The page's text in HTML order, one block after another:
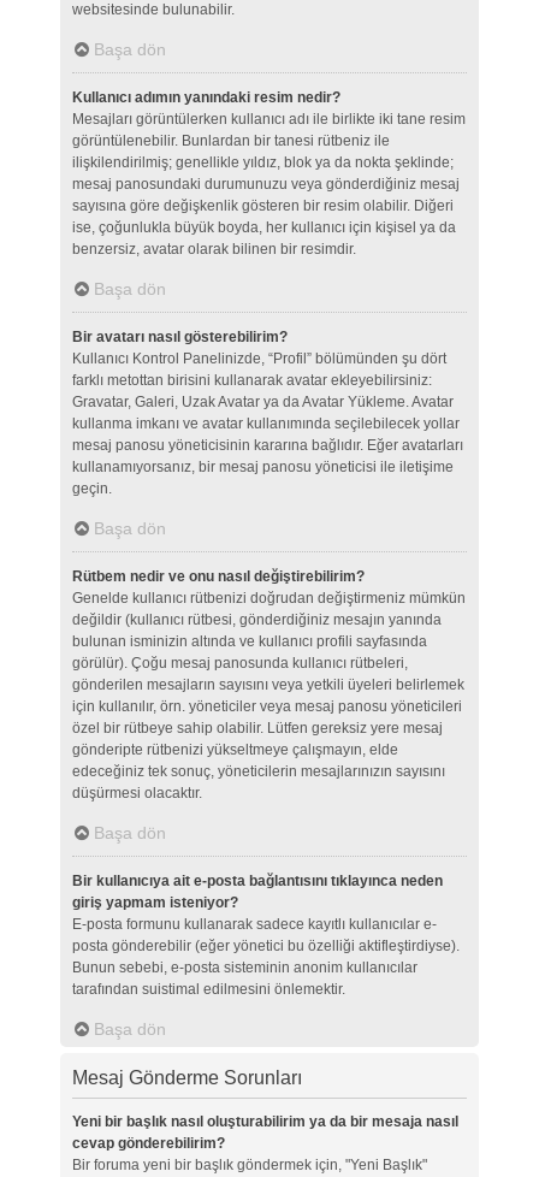
websitesinde bulunabilir.
Başa dön
Kullanıcı adımın yanındaki resim nedir?
Mesajları görüntülerken kullanıcı adı ile birlikte iki tane resim
görüntülenebilir. Bunlardan bir tanesi rütbeniz ile
ilişkilendirilmiş; genellikle yıldız, blok ya da nokta şeklinde;
mesaj panosundaki durumunuzu veya gönderdiğiniz mesaj
sayısına göre değişkenlik gösteren bir resim olabilir. Diğeri
ise, çoğunlukla büyük boyda, her kullanıcı için kişisel ya da
benzersiz, avatar olarak bilinen bir resimdir.
Başa dön
Bir avatarı nasıl gösterebilirim?
Kullanıcı Kontrol Panelinizde, “Profil” bölümünden şu dört
farklı metottan birisini kullanarak avatar ekleyebilirsiniz:
Gravatar, Galeri, Uzak Avatar ya da Avatar Yükleme. Avatar
kullanma imkanı ve avatar kullanımında seçilebilecek yollar
mesaj panosu yöneticisinin kararına bağlıdır. Eğer avatarları
kullanamıyorsanız, bir mesaj panosu yöneticisi ile iletişime
geçin.
Başa dön
Rütbem nedir ve onu nasıl değiştirebilirim?
Genelde kullanıcı rütbenizi doğrudan değiştirmeniz mümkün
değildir (kullanıcı rütbesi, gönderdiğiniz mesajın yanında
bulunan isminizin altında ve kullanıcı profili sayfasında
görülür). Çoğu mesaj panosunda kullanıcı rütbeleri,
gönderilen mesajların sayısını veya yetkili üyeleri belirlemek
için kullanılır, örn. yöneticiler veya mesaj panosu yöneticileri
özel bir rütbeye sahip olabilir. Lütfen gereksiz yere mesaj
gönderipte rütbenizi yükseltmeye çalışmayın, elde
edeceğiniz tek sonuç, yöneticilerin mesajlarınızın sayısını
düşürmesi olacaktır.
Başa dön
Bir kullanıcıya ait e-posta bağlantısını tıklayınca neden
giriş yapmam isteniyor?
E-posta formunu kullanarak sadece kayıtlı kullanıcılar e-
posta gönderebilir (eğer yönetici bu özelliği aktifleştirdiyse).
Bunun sebebi, e-posta sisteminin anonim kullanıcılar
tarafından suistimal edilmesini önlemektir.
Başa dön
Mesaj Gönderme Sorunları
Yeni bir başlık nasıl oluşturabilirim ya da bir mesaja nasıl
cevap gönderebilirim?
Bir foruma yeni bir başlık göndermek için, "Yeni Başlık"